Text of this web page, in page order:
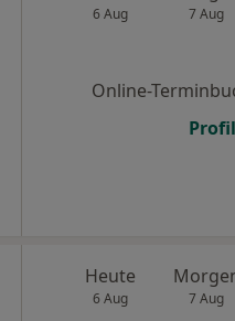
6 Aug 7 Aug
Online-
Heute
6 Aug 7 Aug